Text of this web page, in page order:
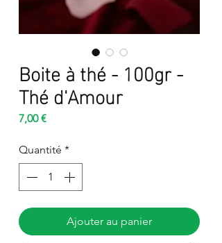
Boite à thé - 100gr -
Thé d'Amour
7,00 €Prix
Quantité *
Ajouter au panier